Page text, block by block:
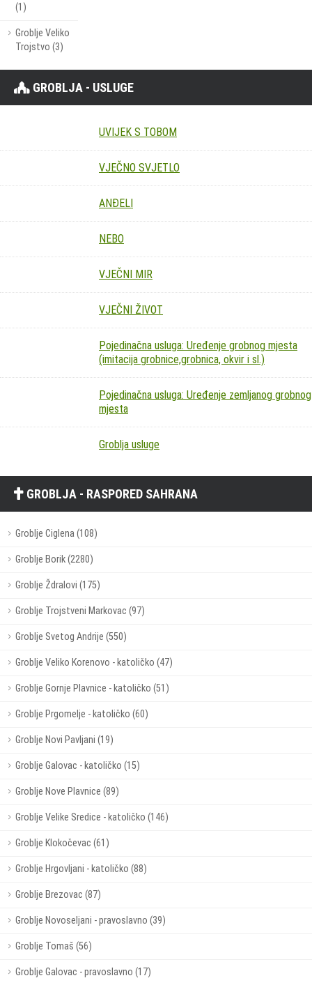
(1)
Groblje Veliko
Trojstvo (3)
GROBLJA - USLUGE
UVIJEK S TOBOM
VJEČNO SVJETLO
ANĐELI
NEBO
VJEČNI MIR
VJEČNI ŽIVOT
Pojedinačna usluga: Uređenje grobnog mjesta
(imitacija grobnice,grobnica, okvir i sl.)
Pojedinačna usluga: Uređenje zemljanog grobnog
mjesta
Groblja usluge
GROBLJA - RASPORED SAHRANA
Groblje Ciglena (108)
Groblje Borik (2280)
Groblje Ždralovi (175)
Groblje Trojstveni Markovac (97)
Groblje Svetog Andrije (550)
Groblje Veliko Korenovo - katoličko (47)
Groblje Gornje Plavnice - katoličko (51)
Groblje Prgomelje - katoličko (60)
Groblje Novi Pavljani (19)
Groblje Galovac - katoličko (15)
Groblje Nove Plavnice (89)
Groblje Velike Sredice - katoličko (146)
Groblje Klokočevac (61)
Groblje Hrgovljani - katoličko (88)
Groblje Brezovac (87)
Groblje Novoseljani - pravoslavno (39)
Groblje Tomaš (56)
Groblje Galovac - pravoslavno (17)